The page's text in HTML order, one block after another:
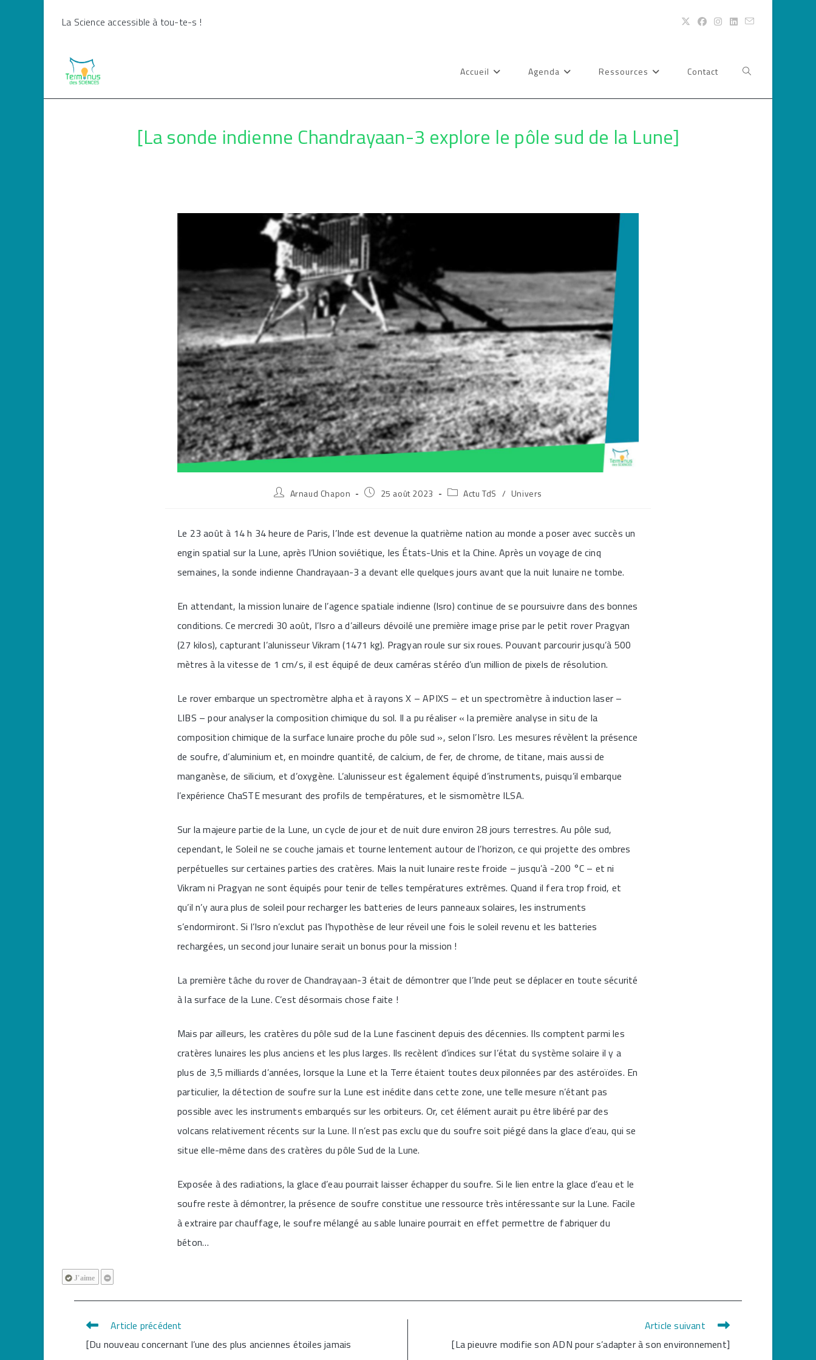
La Science accessible à tou-te-s !
Accueil Agenda Ressources Contact Toggle
[La sonde indienne Chandrayaan-3 explore le pôle sud de la Lune]
Auteur/autrice
publication :
Arnaud Chapon
Publication
25 août 2023
PostActu TdS / Univers
Le 23 août à 14 h 34 heure de Paris, l’Inde est devenue la quatrième nation au monde a poser avec succès un
engin spatial sur la Lune, après l’Union soviétique, les États-Unis et la Chine. Après un voyage de cinq
semaines, la sonde indienne Chandrayaan-3 a devant elle quelques jours avant que la nuit lunaire ne tombe.
En attendant, la mission lunaire de l’agence spatiale indienne (Isro) continue de se poursuivre dans des bonnes
conditions. Ce mercredi 30 août, l’Isro a d’ailleurs dévoilé une première image prise par le petit rover Pragyan
(27 kilos), capturant l’alunisseur Vikram (1471 kg). Pragyan roule sur six roues. Pouvant parcourir jusqu’à 500
mètres à la vitesse de 1 cm/s, il est équipé de deux caméras stéréo d’un million de pixels de résolution.
Le rover embarque un spectromètre alpha et à rayons X – APIXS – et un spectromètre à induction laser –
LIBS – pour analyser la composition chimique du sol. Il a pu réaliser « la première analyse in situ de la
composition chimique de la surface lunaire proche du pôle sud », selon l’Isro. Les mesures révèlent la présence
de soufre, d’aluminium et, en moindre quantité, de calcium, de fer, de chrome, de titane, mais aussi de
manganèse, de silicium, et d’oxygène. L’alunisseur est également équipé d’instruments, puisqu’il embarque
l’expérience ChaSTE mesurant des profils de températures, et le sismomètre ILSA.
Sur la majeure partie de la Lune, un cycle de jour et de nuit dure environ 28 jours terrestres. Au pôle sud,
cependant, le Soleil ne se couche jamais et tourne lentement autour de l’horizon, ce qui projette des ombres
perpétuelles sur certaines parties des cratères. Mais la nuit lunaire reste froide – jusqu’à -200 °C – et ni
Vikram ni Pragyan ne sont équipés pour tenir de telles températures extrêmes. Quand il fera trop froid, et
qu’il n’y aura plus de soleil pour recharger les batteries de leurs panneaux solaires, les instruments
s’endormiront. Si l’Isro n’exclut pas l’hypothèse de leur réveil une fois le soleil revenu et les batteries
rechargées, un second jour lunaire serait un bonus pour la mission !
La première tâche du rover de Chandrayaan-3 était de démontrer que l’Inde peut se déplacer en toute sécurité
à la surface de la Lune. C’est désormais chose faite !
Mais par ailleurs, les cratères du pôle sud de la Lune fascinent depuis des décennies. Ils comptent parmi les
cratères lunaires les plus anciens et les plus larges. Ils recèlent d’indices sur l’état du système solaire il y a
plus de 3,5 milliards d’années, lorsque la Lune et la Terre étaient toutes deux pilonnées par des astéroïdes. En
particulier, la détection de soufre sur la Lune est inédite dans cette zone, une telle mesure n’étant pas
possible avec les instruments embarqués sur les orbiteurs. Or, cet élément aurait pu être libéré par des
volcans relativement récents sur la Lune. Il n’est pas exclu que du soufre soit piégé dans la glace d’eau, qui se
situe elle-même dans des cratères du pôle Sud de la Lune.
Exposée à des radiations, la glace d’eau pourrait laisser échapper du soufre. Si le lien entre la glace d’eau et le
soufre reste à démontrer, la présence de soufre constitue une ressource très intéressante sur la Lune. Facile
à extraire par chauffage, le soufre mélangé au sable lunaire pourrait en effet permettre de fabriquer du
béton…
J'aime
Read
more
Article précédent
[Du nouveau concernant l’une des plus anciennes étoiles jamais
Article suivant
[La pieuvre modifie son ADN pour s’adapter à son environnement]